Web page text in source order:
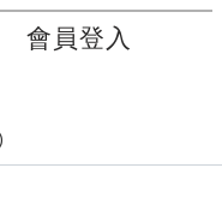
會員登入